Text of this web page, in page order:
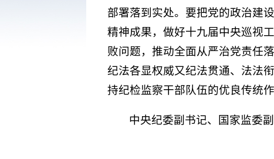
部署落到实处。要把党的政治建
精神成果，做好十九届中央巡视
败问题，推动全面从严治党责任
纪法各显权威又纪法贯通、法法
持纪检监察干部队伍的优良传统
中央纪委副书记、国家监委